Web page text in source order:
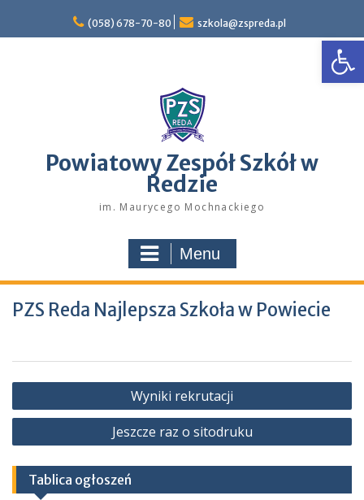
content
(058) 678-70-80 szkola@zspreda.pl
Powiatowy Zespół Szkół w
Redzie
im. Maurycego Mochnackiego
Menu
PZS Reda Najlepsza Szkoła w Powiecie
Nawigacja
wpisu
Wyniki rekrutacji
Jeszcze raz o sitodruku
Tablica ogłoszeń